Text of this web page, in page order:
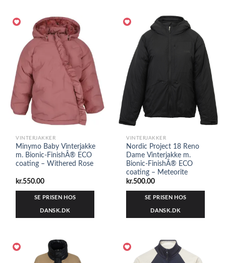
VINTERJAKKER
Minymo Baby Vinterjakke
m. Bionic-FinishÂ® ECO
coating – Withered Rose
kr.550.00
SE PRISEN HOS
DANSK.DK
VINTERJAKKER
Nordic Project 18 Reno
Dame Vinterjakke m.
Bionic-FinishÂ® ECO
coating – Meteorite
kr.500.00
SE PRISEN HOS
DANSK.DK